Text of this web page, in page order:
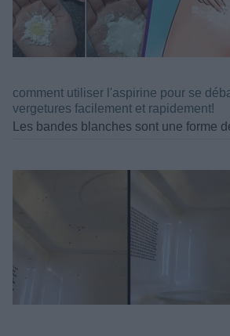
comment utiliser l'aspirine pour se
vergetures facilement et rapidement!
Les bandes blanches sont une forme